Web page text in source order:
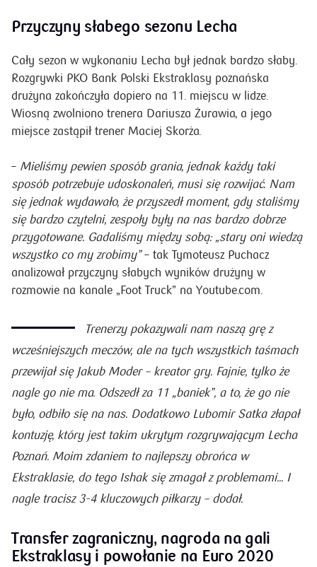
Przyczyny słabego sezonu Lecha
Cały sezon w wykonaniu Lecha był jednak bardzo słaby.
Rozgrywki PKO Bank Polski Ekstraklasy poznańska
drużyna zakończyła dopiero na 11. miejscu w lidze.
Wiosną zwolniono trenera Dariusza Żurawia, a jego
miejsce zastąpił trener Maciej Skorża.
– Mieliśmy pewien sposób grania, jednak każdy taki
sposób potrzebuje udoskonaleń, musi się rozwijać. Nam
się jednak wydawało, że przyszedł moment, gdy staliśmy
się bardzo czytelni, zespoły były na nas bardzo dobrze
przygotowane. Gadaliśmy między sobą: „stary oni wiedzą
wszystko co my zrobimy”– tak Tymoteusz Puchacz
analizował przyczyny słabych wyników drużyny w
rozmowie na kanale „Foot Truck” na Youtube.com.
Trenerzy pokazywali nam naszą grę z
wcześniejszych meczów, ale na tych wszystkich taśmach
przewijał się Jakub Moder – kreator gry. Fajnie, tylko że
nagle go nie ma. Odszedł za 11 „baniek”, a to, że go nie
było, odbiło się na nas. Dodatkowo Lubomir Satka złapał
kontuzję, który jest takim ukrytym rozgrywającym Lecha
Poznań. Moim zdaniem to najlepszy obrońca w
Ekstraklasie, do tego Ishak się zmagał z problemami... I
nagle tracisz 3-4 kluczowych piłkarzy– dodał.
Transfer zagraniczny, nagroda na gali
Ekstraklasy i powołanie na Euro 2020